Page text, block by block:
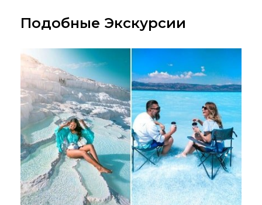
Подобные Экскурсии